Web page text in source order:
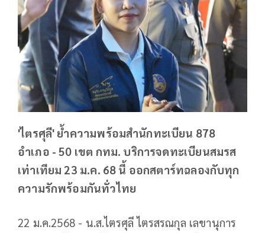
'ไตรศุลี' ย้ำความพร้อมสำนักทะเบียน 878
อำเภอ - 50 เขต กทม. บริการจดทะเบียนสมรส
เท่าเทียม 23 ม.ค. 68 นี้ ออกสตาร์ทฉลองกับทุก
ความรักพร้อมกันทั่วไทย
22 ม.ค.2568 - น.ส.ไตรศุลี ไตรสรณกุล เลขานุการ